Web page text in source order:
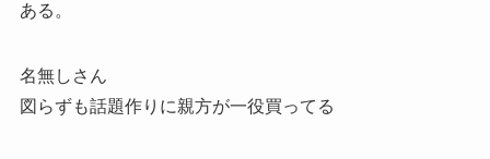
ある。
名無しさん
図らずも話題作りに親方が一役買ってる